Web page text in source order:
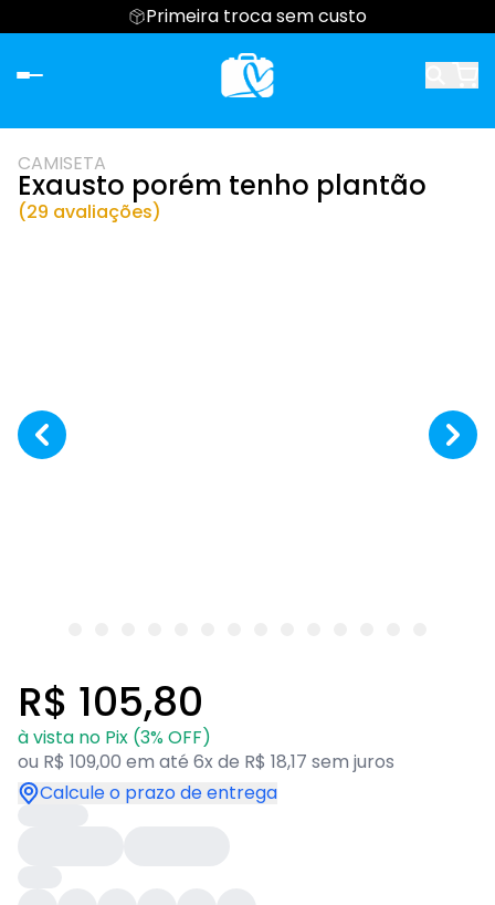
Primeira troca sem custo
CAMISETA
Exausto porém tenho plantão
(29 avaliações)
R$ 105,80
à vista no Pix (3% OFF)
ou R$ 109,00 em até 6x de R$ 18,17 sem juros
Calcule o prazo de entrega